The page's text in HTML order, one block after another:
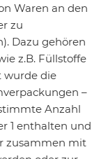
Waren an den
zu
Dazu gehören
z.B. Füllstoffe
wurde die
–
Anzahl
1 enthalten und
zusammen mit